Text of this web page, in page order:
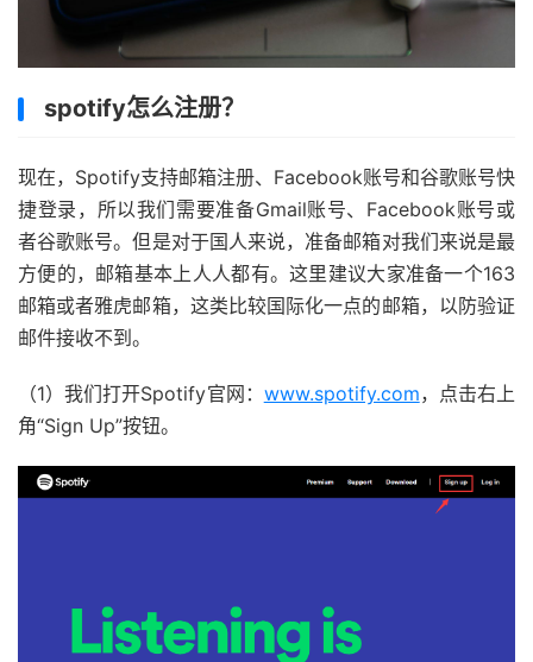
spotify怎么注册？
现在，Spotify支持邮箱注册、Facebook账号和谷歌账号快
捷登录，所以我们需要准备Gmail账号、Facebook账号或
者谷歌账号。但是对于国人来说，准备邮箱对我们来说是最
方便的，邮箱基本上人人都有。这里建议大家准备一个163
邮箱或者雅虎邮箱，这类比较国际化一点的邮箱，以防验证
邮件接收不到。
（1）我们打开Spotify官网： www.spotify.com，点击右上
角“Sign Up”按钮。